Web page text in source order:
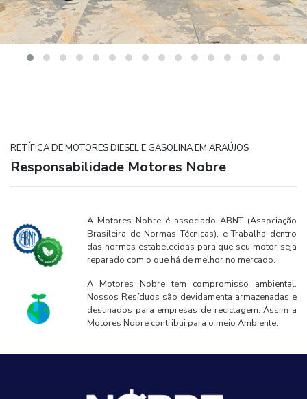
RETÍFICA DE MOTORES DIESEL E GASOLINA EM ARAÚJOS
Responsabilidade Motores Nobre
A Motores Nobre é associado ABNT (Associação
Brasileira de Normas Técnicas), e Trabalha dentro
das normas estabelecidas para que seu motor seja
reparado com o que há de melhor no mercado.
A Motores Nobre tem compromisso ambiental.
Nossos Resíduos são devidamenta armazenadas e
destinados para empresas de reciclagem. Assim a
Motores Nobre contribui para o meio Ambiente.